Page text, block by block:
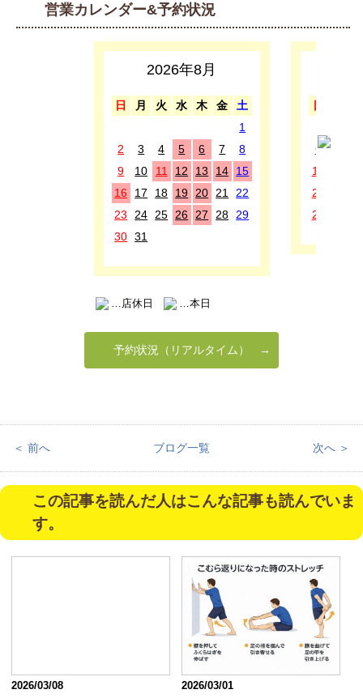
営業カレンダー&予約状況
2026年8月
日 月 火 水 木 金
土
1
2
3 4 5 6 7
8
9
10 11 12 13 14
15
16
17 18 19 20 21
22
23
24 25 26 27 28
29
30 31
日
6
13
20
27
…店休日 …本日
予約状況（リアルタイム）
＜ 前へ ブログ一覧 次へ ＞
この記事を読んだ人はこんな記事も読んでいま
す。
2026/03/08 2026/03/01